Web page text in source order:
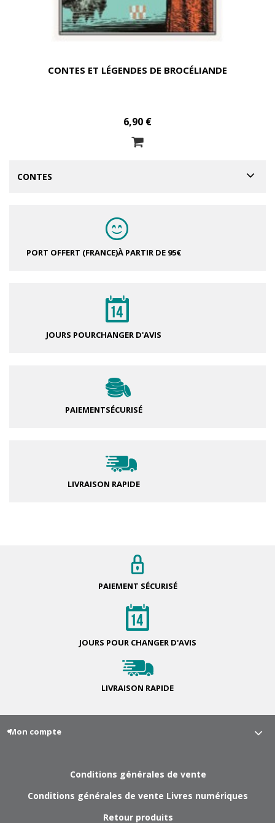
CONTES ET LÉGENDES DE BROCÉLIANDE
6,90 €
CONTES
PORT OFFERT (FRANCE)À PARTIR DE 95€
JOURS POURCHANGER D'AVIS
PAIEMENTSÉCURISÉ
LIVRAISON RAPIDE
PAIEMENT SÉCURISÉ
JOURS POUR CHANGER D'AVIS
LIVRAISON RAPIDE
Mon compte
Conditions générales de vente
Conditions générales de vente Livres numériques
Retour produits